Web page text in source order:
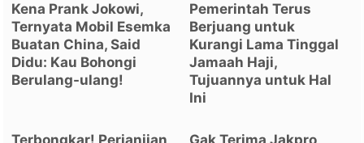
Kena Prank Jokowi,
Ternyata Mobil Esemka
Buatan China, Said
Didu: Kau Bohongi
Berulang-ulang!
Pemerintah Terus
Berjuang untuk
Kurangi Lama Tinggal
Jamaah Haji,
Tujuannya untuk Hal
Ini